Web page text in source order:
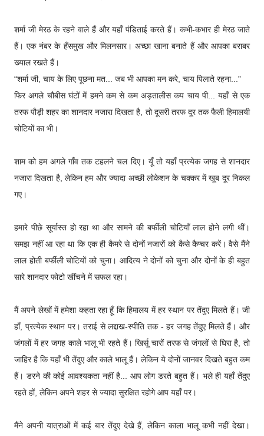
शर्मा जी मेरठ के रहने वाले हैं और यहाँ पंडिताई करते हैं। कभी-कभार ही मेरठ जाते
हैं। एक नंबर के हँसमुख और मिलनसार। अच्छा खाना बनाते हैं और आपका बराबर
ख्याल रखते हैं।
“शर्मा जी, चाय के लिए पूछना मत... जब भी आपका मन करे, चाय पिलाते रहना...”
फिर अगले चौबीस घंटों में हमने कम से कम अड़तालीस कप चाय पी... यहाँ से एक
तरफ पौड़ी शहर का शानदार नजारा दिखता है, तो दूसरी तरफ दूर तक फैली हिमालयी
चोटियों का भी।
शाम को हम अगले गाँव तक टहलने चल दिए। यूँ तो यहाँ प्रत्येक जगह से शानदार
नजारा दिखता है, लेकिन हम और ज्यादा अच्छी लोकेशन के चक्कर में खूब दूर निकल
गए।
हमारे पीछे सूर्यास्त हो रहा था और सामने की बर्फीली चोटियाँ लाल होने लगी थीं।
समझ नहीं आ रहा था कि एक ही कैमरे से दोनों नजारों को कैसे कैप्चर करें। वैसे मैंने
लाल होती बर्फीली चोटियों को चुना। आदित्य ने दोनों को चुना और दोनों के ही बहुत
सारे शानदार फोटो खींचने में सफल रहा।
मैं अपने लेखों में हमेशा कहता रहा हूँ कि हिमालय में हर स्थान पर तेंदुए मिलते हैं। जी
हाँ, प्रत्येक स्थान पर। तराई से लद्दाख-स्पीति तक - हर जगह तेंदुए मिलते हैं। और
जंगलों में हर जगह काले भालू भी रहते हैं। खिर्सू चारों तरफ से जंगलों से घिरा है, तो
जाहिर है कि यहाँ भी तेंदुए और काले भालू हैं। लेकिन ये दोनों जानवर दिखते बहुत कम
हैं। डरने की कोई आवश्यकता नहीं है... आप लोग डरते बहुत हैं। भले ही यहाँ तेंदुए
रहते हों, लेकिन अपने शहर से ज्यादा सुरक्षित रहोगे आप यहाँ पर।
मैंने अपनी यात्राओं में कई बार तेंदुए देखे हैं, लेकिन काला भालू कभी नहीं देखा।